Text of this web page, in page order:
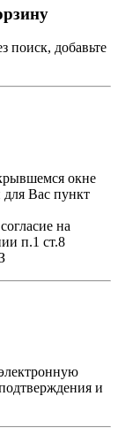
поиск, добавьте
окне
Вас пункт
на
п.1 ст.8
и